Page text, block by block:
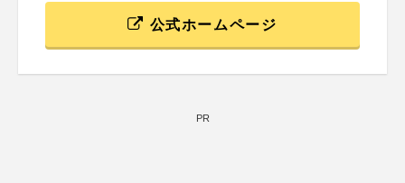
公式ホームページ
PR